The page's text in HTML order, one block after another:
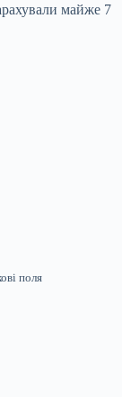
майже 7
поля